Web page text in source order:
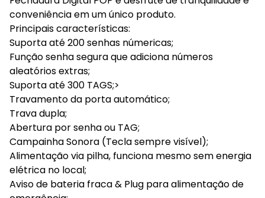
conveniência em um único produto.
Principais características:
Suporta até 200 senhas númericas;
Função senha segura que adiciona números
aleatórios extras;
Suporta até 300 TAGS;>
Travamento da porta automático;
Trava dupla;
Abertura por senha ou TAG;
Campainha Sonora (Tecla sempre visível);
Alimentação via pilha, funciona mesmo sem energia
elétrica no local;
Aviso de bateria fraca & Plug para alimentação de